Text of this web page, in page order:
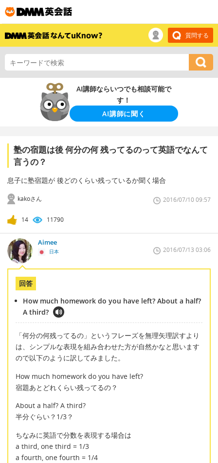
質問する
AI講師ならいつでも相談可能で
す！
AI講師に聞く
塾の宿題は後 何分の何 残ってるのって英語でなんて
言うの？
息子に塾宿題が 後どのくらい残っているか聞く場合
kakoさん 2016/07/10 09:57
14 11790
Aimee
日本 2016/07/13 03:06
回答
How much homework do you have left? About a half?
A third?
「何分の何残ってるの」というフレーズを無理矢理訳すより
は、シンプルな表現を組み合わせた方が自然かなと思います
ので以下のように訳してみました。
How much homework do you have left?
宿題あとどれくらい残ってるの？
About a half? A third?
半分ぐらい？1/3？
ちなみに英語で分数を表現する場合は
a third, one third = 1/3
a fourth, one fourth = 1/4